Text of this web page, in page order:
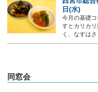
日(水)
今月の基礎
すとカリカ
く、なすは
同窓会